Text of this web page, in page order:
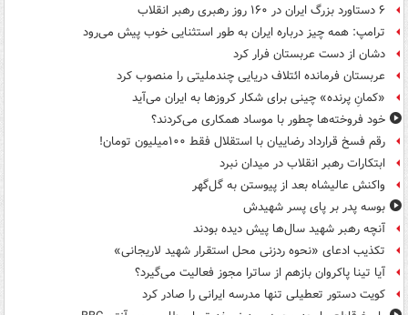
۶ دستاورد بزرگ ایران در ۱۶۰ روز رهبری رهبر انقلاب
ترامپ: همه چیز درباره ایران به طور استثنایی خوب پیش می‌رود
دشان از دست عربستان فرار کرد
عربستان فرمانده ائتلاف دریایی چندملیتی را منصوب کرد
«کمانِ پرنده» چینی برای شکار کروزها به ایران می‌آید
خود فروخته‌ها چطور با موساد همکاری می‌کردند؟
رقم فسخ قرارداد رضاییان با استقلال فقط ۱۰۰میلیون تومان!
ابتکارات رهبر انقلاب در میدان نبرد
واکنش عالیشاه بعد از پیوستن به گل‌گهر
بوسه‌ پدر بر پای پسر شهیدش
آنچه رهبر شهید سال‌ها پیش دیده بودند
تکذیب ادعای «نحوه ردزنی محل استقرار شهید لاریجانی»
آیا تینا پاکروان بازهم از ساترا مجوز فعالیت می‌گیرد؟
کویت دستور تعطیلی تنها مدرسه ایرانی را صادر کرد